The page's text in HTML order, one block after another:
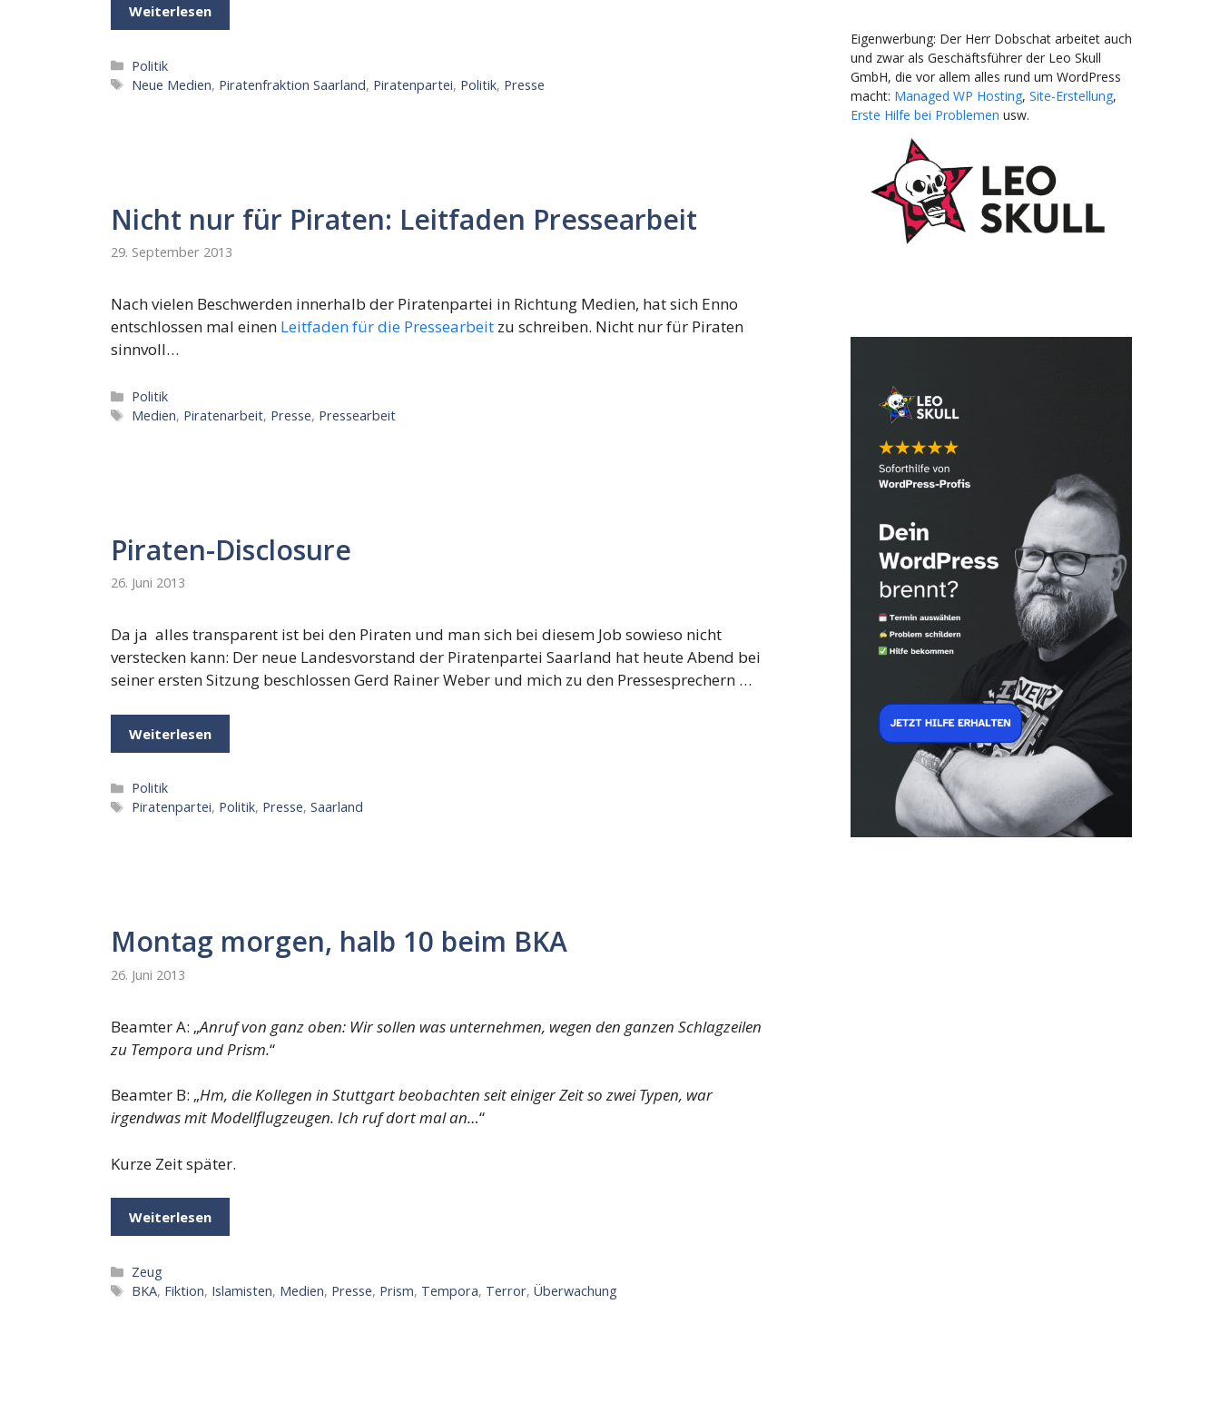
Weiterlesen
Kategorien
Politik
Schlagwörter
Neue Medien, Piratenfraktion Saarland, Piratenpartei, Politik, Presse
Nicht nur für Piraten: Leitfaden Pressearbeit
29. September 2013
Nach vielen Beschwerden innerhalb der Piratenpartei in Richtung Medien, hat sich Enno
entschlossen mal einen Leitfaden für die Pressearbeit zu schreiben. Nicht nur für Piraten
sinnvoll…
Kategorien
Politik
Schlagwörter
Medien, Piratenarbeit, Presse, Pressearbeit
Piraten-Disclosure
26. Juni 2013
Da ja alles transparent ist bei den Piraten und man sich bei diesem Job sowieso nicht
verstecken kann: Der neue Landesvorstand der Piratenpartei Saarland hat heute Abend bei
seiner ersten Sitzung beschlossen Gerd Rainer Weber und mich zu den Pressesprechern …
Weiterlesen
Kategorien
Politik
Schlagwörter
Piratenpartei, Politik, Presse,Saarland
Montag morgen, halb 10 beim BKA
26. Juni 2013
Beamter A: „Anruf von ganz oben: Wir sollen was unternehmen, wegen den ganzen Schlagzeilen
zu Tempora und Prism.“
Beamter B: „Hm, die Kollegen in Stuttgart beobachten seit einiger Zeit so zwei Typen, war
irgendwas mit Modellflugzeugen. Ich ruf dort mal an…“
Kurze Zeit später.
Weiterlesen
Kategorien
Zeug
Schlagwörter
BKA, Fiktion, Islamisten, Medien, Presse, Prism, Tempora, Terror,Überwachung
Eigenwerbung: Der Herr Dobschat arbeitet auch
und zwar als Geschäftsführer der Leo Skull
GmbH, die vor allem alles rund um WordPress
macht: Managed WP Hosting, Site-Erstellung,
Erste Hilfe bei Problemen usw.